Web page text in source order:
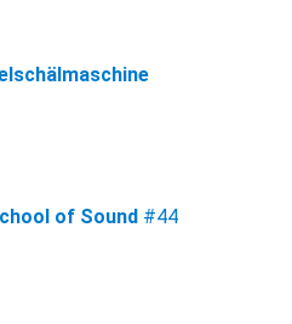
of Sound #44